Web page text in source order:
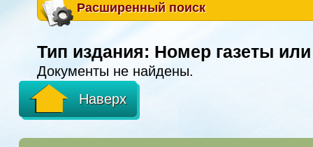
Расширенный поиск
Тип издания: Номер газеты
Документы не найдены.
Наверх